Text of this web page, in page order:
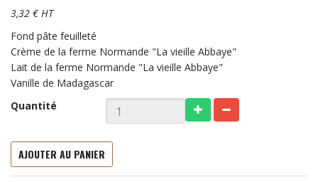
3,32 € HT
Fond pâte feuilleté
Crème de la ferme Normande "La vieille Abbaye"
Lait de la ferme Normande "La vieille Abbaye"
Vanille de Madagascar
Quantité
AJOUTER AU PANIER